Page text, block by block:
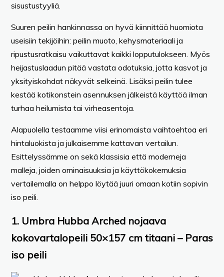
sisustustyyliä.
Suuren peilin hankinnassa on hyvä kiinnittää huomiota
useisiin tekijöihin: peilin muoto, kehysmateriaali ja
ripustusratkaisu vaikuttavat kaikki lopputulokseen. Myös
heijastuslaadun pitää vastata odotuksia, jotta kasvot ja
yksityiskohdat näkyvät selkeinä. Lisäksi peilin tulee
kestää kotikonstein asennuksen jälkeistä käyttöä ilman
turhaa heilumista tai virheasentoja.
Alapuolella testaamme viisi erinomaista vaihtoehtoa eri
hintaluokista ja julkaisemme kattavan vertailun.
Esittelyssämme on sekä klassisia että moderneja
malleja, joiden ominaisuuksia ja käyttökokemuksia
vertailemalla on helppo löytää juuri omaan kotiin sopivin
iso peili.
1. Umbra Hubba Arched nojaava
kokovartalopeili 50×157 cm titaani – Paras
iso peili